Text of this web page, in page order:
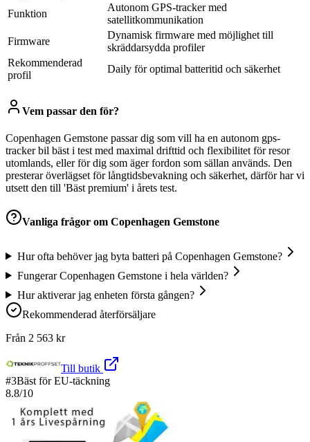
Funktion
Autonom GPS-tracker med
satellitkommunikation
Firmware
Dynamisk firmware med möjlighet till
skräddarsydda profiler
Rekommenderad
profil
Daily för optimal batteritid och säkerhet
Vem passar den för?
Copenhagen Gemstone passar dig som vill ha en autonom gps-
tracker bil bäst i test med maximal drifttid och flexibilitet för resor
utomlands, eller för dig som äger fordon som sällan används. Den
presterar överlägset för långtidsbevakning och säkerhet, därför har vi
utsett den till 'Bäst premium' i årets test.
Vanliga frågor om Copenhagen Gemstone
Hur ofta behöver jag byta batteri på Copenhagen Gemstone?
Fungerar Copenhagen Gemstone i hela världen?
Hur aktiverar jag enheten första gången?
Rekommenderad återförsäljare
Från 2 563 kr
Till butik
#3Bäst för EU-täckning
8.8/10